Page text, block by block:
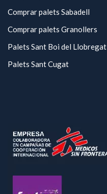
Comprar palets Sabadell
Comprar palets Granollers
Palets Sant Boi del Llobregat
Palets Sant Cugat